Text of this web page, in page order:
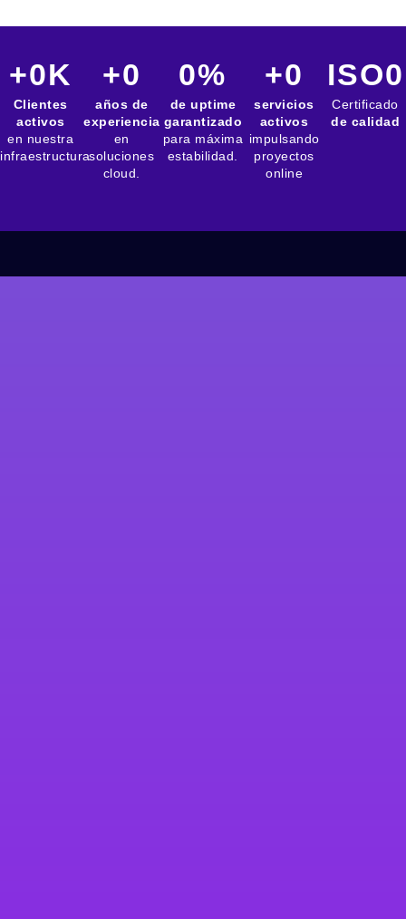
+0K
Clientes
activos
en nuestra
infraestructura
+0
años de
experiencia
en
soluciones
cloud.
0%
de uptime
garantizado
para máxima
estabilidad.
+0
servicios
activos
impulsando
proyectos
online
ISO0
Certificado
de calidad